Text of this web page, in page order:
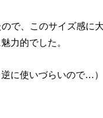
で、このサイズ感に
力的でした。
逆に使いづらいので…）